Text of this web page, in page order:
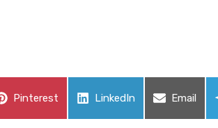
Compartir
Pinterest
Compartir
LinkedIn
Compartir
Email